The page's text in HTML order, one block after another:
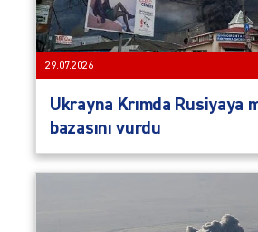
29.07.2026
Ukrayna Krımda Rusiyaya
bazasını vurdu